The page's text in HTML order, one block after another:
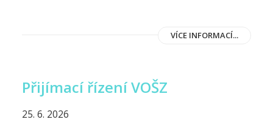
VÍCE INFORMACÍ...
Přijímací řízení VOŠZ
25. 6. 2026